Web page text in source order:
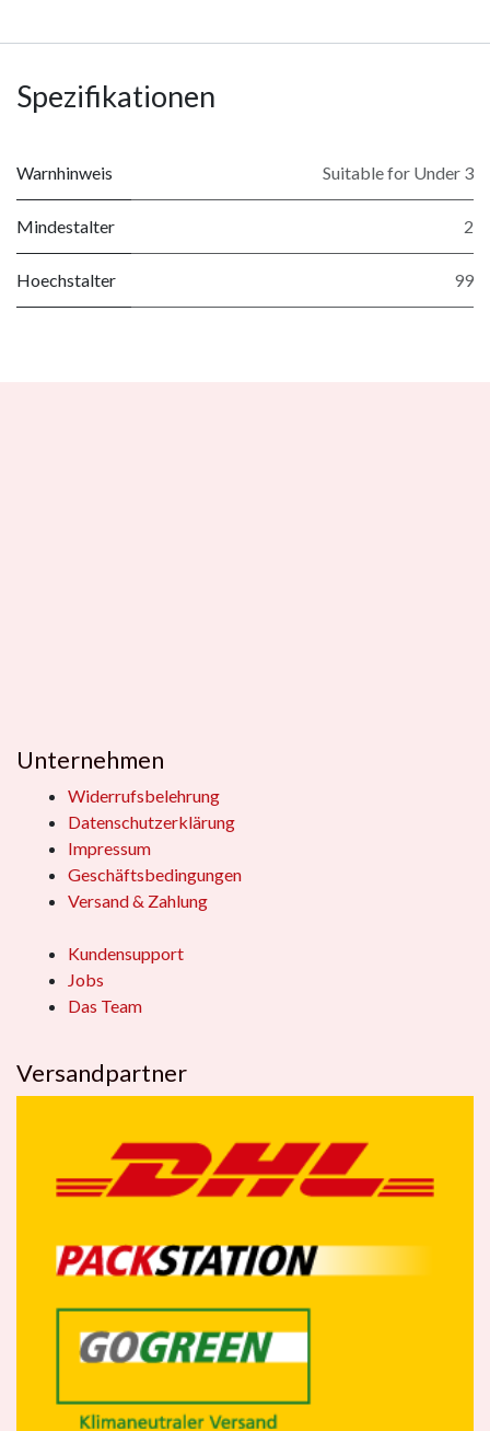
Spezifikationen
Warnhinweis Suitable for Under 3
Mindestalter 2
Hoechstalter 99
Unternehmen
Widerrufsbelehrung
Datenschutzerklärung
Impressum
Geschäftsbedingungen
Versand & Zahlung
Kundensupport
Jobs
Das Team
Versandpartner